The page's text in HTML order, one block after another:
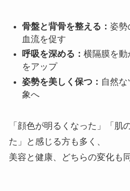
骨盤と背骨を整える： 姿勢
血流を促す
呼吸を深める： 横隔膜を
をアップ
姿勢を美しく保つ： 自然
象へ
「顔色が明るくなった」「肌
た」と感じる方も多く、
美容と健康、どちらの変化も